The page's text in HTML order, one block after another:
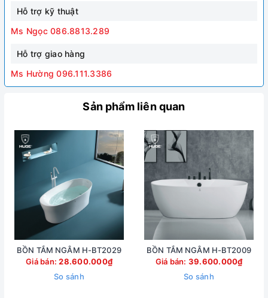
Hỗ trợ kỹ thuật
Ms Ngọc 086.8813.289
Hỗ trợ giao hàng
Ms Hường 096.111.3386
Sản phẩm liên quan
BỒN TẮM NGÂM H-BT2029
Giá bán:28.600.000₫
So sánh
BỒN TẮM NGÂM H-BT2009
Giá bán: 39.600.000₫
So sánh